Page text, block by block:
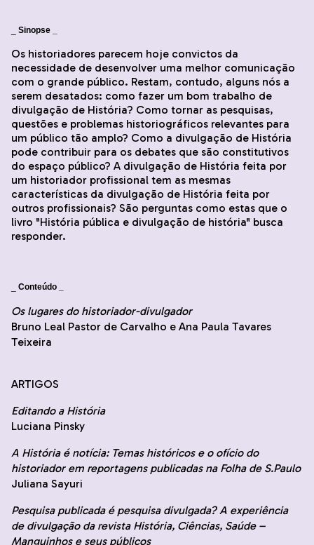
Sinopse _
Os historiadores parecem hoje convictos da
necessidade de desenvolver uma melhor comunicação
com o grande público. Restam, contudo, alguns nós a
serem desatados: como fazer um bom trabalho de
divulgação de História? Como tornar as pesquisas,
questões e problemas historiográficos relevantes para
um público tão amplo? Como a divulgação de História
pode contribuir para os debates que são constitutivos
do espaço público? A divulgação de História feita por
um historiador profissional tem as mesmas
características da divulgação de História feita por
outros profissionais? São perguntas como estas que o
livro "História pública e divulgação de história" busca
responder.
Conteúdo _
Os lugares do historiador-divulgador
Bruno Leal Pastor de Carvalho e Ana Paula Tavares
Teixeira
ARTIGOS
Editando a História
Luciana Pinsky
A História é notícia: Temas históricos e o ofício do
historiador em reportagens publicadas na Folha de S.Paulo
Juliana Sayuri
Pesquisa publicada é pesquisa divulgada? A experiência
de divulgação da revista História, Ciências, Saúde –
Manguinhos e seus públicos